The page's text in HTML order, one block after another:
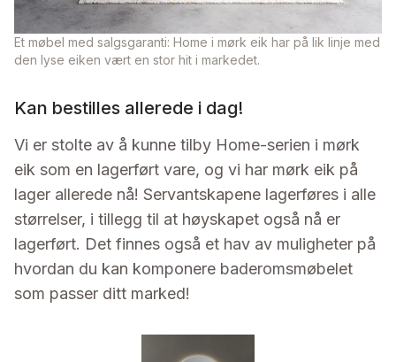
Et møbel med salgsgaranti: Home i mørk eik har på lik linje med
den lyse eiken vært en stor hit i markedet.
Kan bestilles allerede i dag!
Vi er stolte av å kunne tilby Home-serien i mørk
eik som en lagerført vare, og vi har mørk eik på
lager allerede nå! Servantskapene lagerføres i alle
størrelser, i tillegg til at høyskapet også nå er
lagerført. Det finnes også et hav av muligheter på
hvordan du kan komponere baderomsmøbelet
som passer ditt marked!